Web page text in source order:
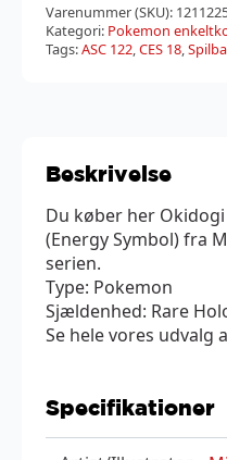
Varenummer (SKU):
Kategori: Pokemon
Tags:ASC 122,CES 18,
Beskrivelse
Du køber her Okidogi
(Energy Symbol) fra
serien.
Type: Pokemon
Sjældenhed: Rare
Se hele vores udvalg
Specifikationer